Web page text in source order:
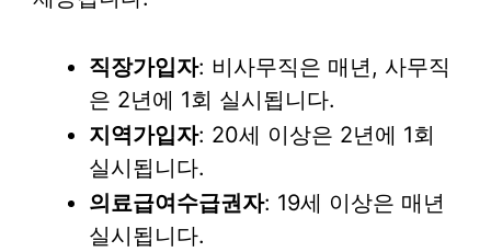
직장가입자: 비사무직은 매년, 사무직
은 2년에 1회 실시됩니다.
지역가입자: 20세 이상은 2년에 1회
실시됩니다.
의료급여수급권자: 19세 이상은 매년
실시됩니다.